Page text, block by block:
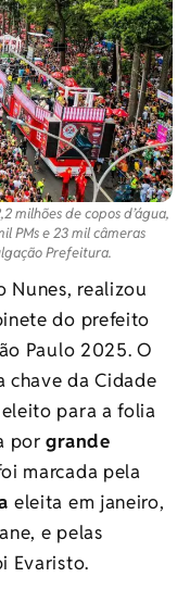
milhões de copos d’água,
PMs e 23 mil câmeras
Prefeitura.
Nunes, realizou
do prefeito
Paulo 2025. O
chave da Cidade
para a folia
porgrande
marcada pela
eleita em janeiro,
e pelas
Evaristo.